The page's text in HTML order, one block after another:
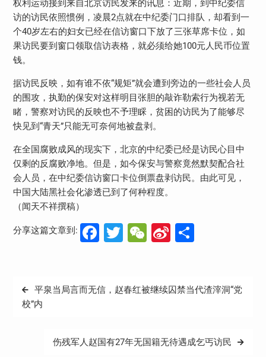
权利运动接到来自北京访民发来的讯息：近期，到中纪委信
访的访民依照惯例，凌晨2点就在中纪委门口排队，却看到一
个40岁左右的妇女已经在信访窗口下放了三张草席卡位，如
果访民要到窗口领取信访表格，就必须给她100元人民币位置
钱。
据访民反映，如有谁不依“规矩”就会遭到旁边的一些社会人员
的围攻，执勤的保安对这样明目张胆的敲诈勒索行为视若无
睹，警察对访民的反映也不予理睬，贫困的访民为了能够尽
快见到“青天”只能无可奈何地被盘剥。
在全国腐败成风的现实下，北京的中纪委已经是访民心目中
仅剩的反腐败净地。但是，如今保安与警察竟然默契配合社
会人员，在中纪委信访窗口卡位倒票盘剥访民。由此可见，
中国大陆黑社会化渗透已到了何种程度。
（闻天不祥撰稿）
分享这篇文章到: Facebook
Twitter
WeChat
Sina分
文
章
平泉当局言而无信，赵春红被继续囚禁当代渣滓洞“党
校”内
伤残军人赵国有27年无国籍无待遇成乞丐访民